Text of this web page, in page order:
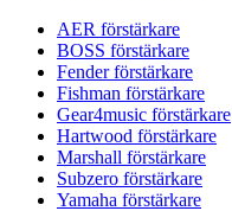
AER förstärkare
BOSS förstärkare
Fender förstärkare
Fishman förstärkare
Gear4music förstärkare
Hartwood förstärkare
Marshall förstärkare
Subzero förstärkare
Yamaha förstärkare